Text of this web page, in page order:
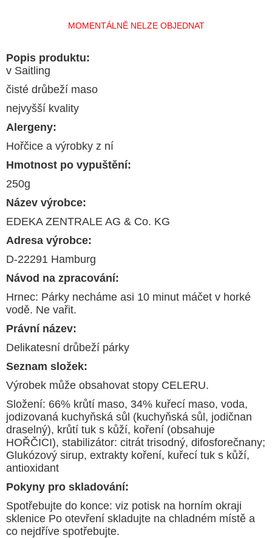
MOMENTÁLNĚ NELZE OBJEDNAT
Popis produktu:
v Saitling
čisté drůbeží maso
nejvyšší kvality
Alergeny:
Hořčice a výrobky z ní
Hmotnost po vypuštění:
250g
Název výrobce:
EDEKA ZENTRALE AG & Co. KG
Adresa výrobce:
D-22291 Hamburg
Návod na zpracování:
Hrnec: Párky necháme asi 10 minut máčet v horké
vodě. Ne vařit.
Právní název:
Delikatesní drůbeží párky
Seznam složek:
Výrobek může obsahovat stopy CELERU.
Složení: 66% krůtí maso, 34% kuřecí maso, voda,
jodizovaná kuchyňská sůl (kuchyňská sůl, jodičnan
draselný), krůtí tuk s kůží, koření (obsahuje
HOŘČICI), stabilizátor: citrát trisodný, difosforečnany;
Glukózový sirup, extrakty koření, kuřecí tuk s kůží,
antioxidant
Pokyny pro skladování:
Spotřebujte do konce: viz potisk na horním okraji
sklenice Po otevření skladujte na chladném místě a
co nejdříve spotřebujte.